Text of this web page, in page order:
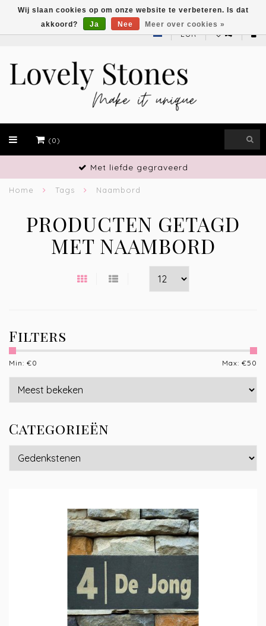
EUR
(0)
Met liefde gegraveerd
Home Tags Naambord
PRODUCTEN GETAGD
MET NAAMBORD
Filters
Min: €0 Max: €50
Categorieën
Wij slaan cookies op om onze website te verbeteren. Is dat
akkoord?
Ja Nee Meer over cookies »